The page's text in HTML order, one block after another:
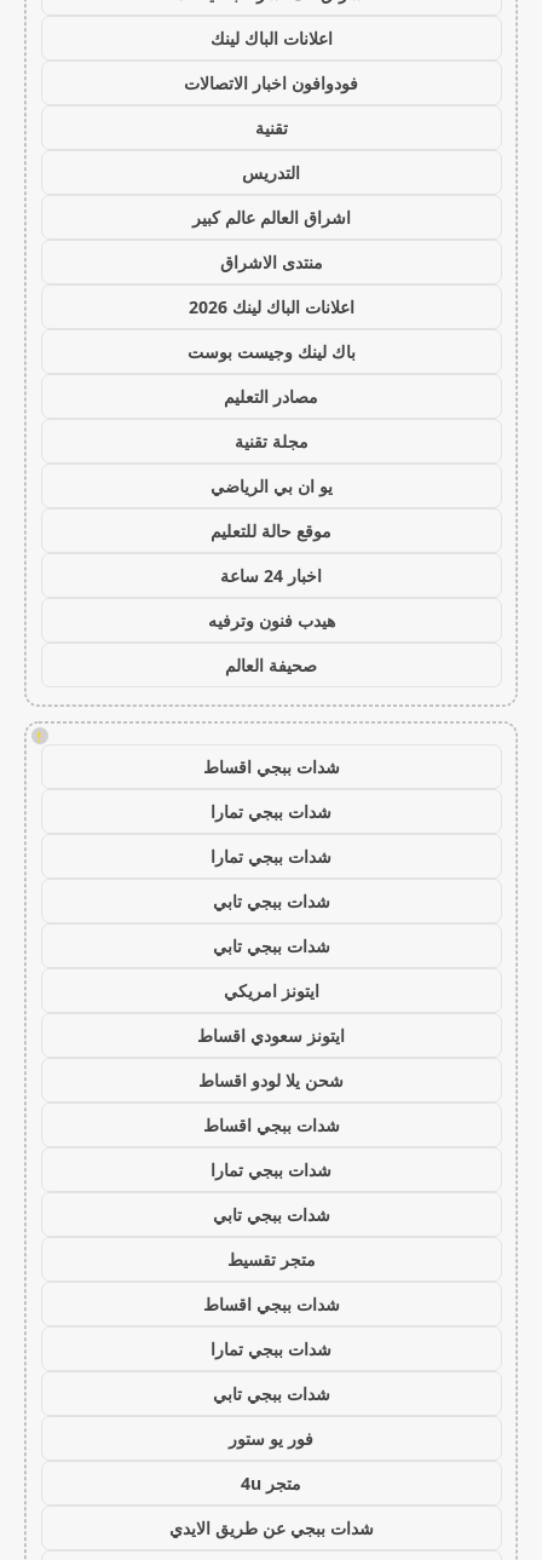
اعلانات الباك لينك
فودوافون اخبار الاتصالات
تقنية
التدريس
اشراق العالم عالم كبير
منتدى الاشراق
اعلانات الباك لينك 2026
باك لينك وجيست بوست
مصادر التعليم
مجلة تقنية
يو ان بي الرياضي
موقع حالة للتعليم
اخبار 24 ساعة
هيدب فنون وترفيه
صحيفة العالم
!
شدات ببجي اقساط
شدات ببجي تمارا
شدات ببجي تمارا
شدات ببجي تابي
شدات ببجي تابي
ايتونز امريكي
ايتونز سعودي اقساط
شحن يلا لودو اقساط
شدات ببجي اقساط
شدات ببجي تمارا
شدات ببجي تابي
متجر تقسيط
شدات ببجي اقساط
شدات ببجي تمارا
شدات ببجي تابي
فور يو ستور
متجر 4u
شدات ببجي عن طريق الايدي